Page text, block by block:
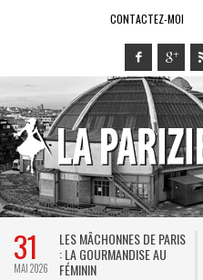
CONTACTEZ-MOI
31
MAI 2026
LES MÂCHONNES DE PARIS
: LA GOURMANDISE AU
FÉMININ